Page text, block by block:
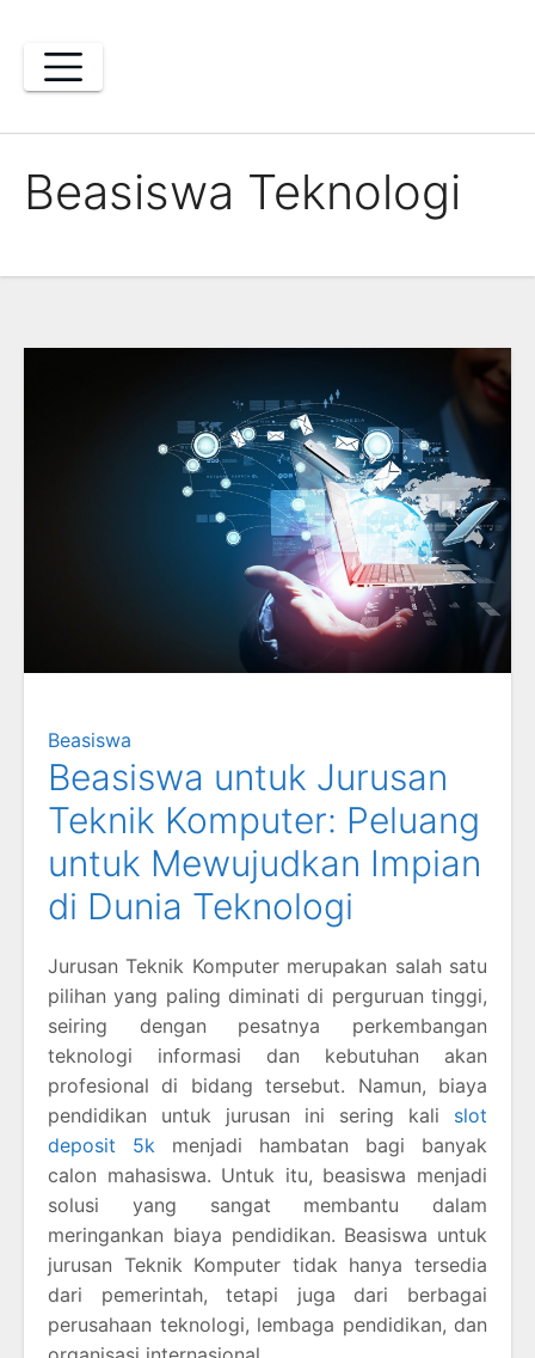
content
Beasiswa Teknologi
Beasiswa
Beasiswa untuk Jurusan
Teknik Komputer: Peluang
untuk Mewujudkan Impian
di Dunia Teknologi
Jurusan Teknik Komputer merupakan salah satu
pilihan yang paling diminati di perguruan tinggi,
seiring dengan pesatnya perkembangan
teknologi informasi dan kebutuhan akan
profesional di bidang tersebut. Namun, biaya
pendidikan untuk jurusan ini sering kali slot
deposit 5k menjadi hambatan bagi banyak
calon mahasiswa. Untuk itu, beasiswa menjadi
solusi yang sangat membantu dalam
meringankan biaya pendidikan. Beasiswa untuk
jurusan Teknik Komputer tidak hanya tersedia
dari pemerintah, tetapi juga dari berbagai
perusahaan teknologi, lembaga pendidikan, dan